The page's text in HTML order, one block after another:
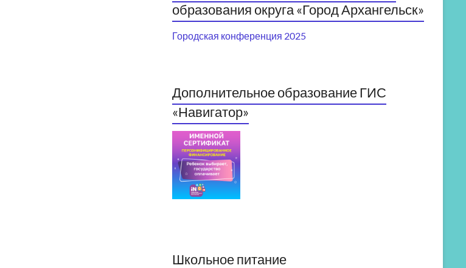
образования округа «Город Архангельск»
Городская конференция 2025
Дополнительное образование ГИС
«Навигатор»
Школьное питание